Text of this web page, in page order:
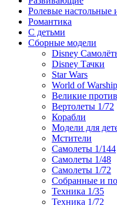
Ролевые настольные
Романтика
С детьми
Сборные модели
Disney
Disney Тачки
Star Wars
World of
Великие
Вертолеты 1/72
Корабли
Модели для
Мстители
Самолеты 1/144
Самолеты 1/48
Самолеты 1/72
Собранные и
Техника 1/35
Техника 1/72